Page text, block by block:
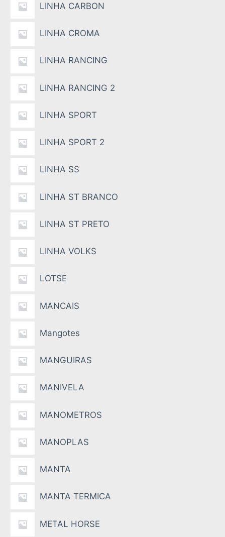
LINHA CARBON
LINHA CROMA
LINHA RANCING
LINHA RANCING 2
LINHA SPORT
LINHA SPORT 2
LINHA SS
LINHA ST BRANCO
LINHA ST PRETO
LINHA VOLKS
LOTSE
MANCAIS
Mangotes
MANGUIRAS
MANIVELA
MANOMETROS
MANOPLAS
MANTA
MANTA TERMICA
METAL HORSE